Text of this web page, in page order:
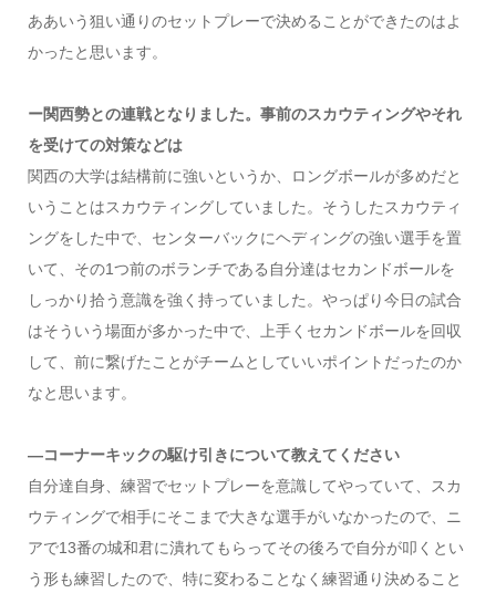
ああいう狙い通りのセットプレーで決めることができたのはよ
かったと思います。
ー関西勢との連戦となりました。事前のスカウティングやそれ
を受けての対策などは
関西の大学は結構前に強いというか、ロングボールが多めだと
いうことはスカウティングしていました。そうしたスカウティ
ングをした中で、センターバックにヘディングの強い選手を置
いて、その1つ前のボランチである自分達はセカンドボールを
しっかり拾う意識を強く持っていました。やっぱり今日の試合
はそういう場面が多かった中で、上手くセカンドボールを回収
して、前に繋げたことがチームとしていいポイントだったのか
なと思います。
―コーナーキックの駆け引きについて教えてください
自分達自身、練習でセットプレーを意識してやっていて、スカ
ウティングで相手にそこまで大きな選手がいなかったので、ニ
アで13番の城和君に潰れてもらってその後ろで自分が叩くとい
う形も練習したので、特に変わることなく練習通り決めること